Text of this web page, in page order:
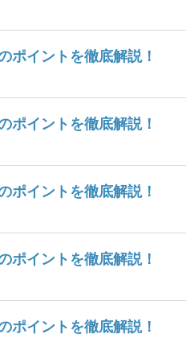
ポイントを徹底解説！
ポイントを徹底解説！
ポイントを徹底解説！
ポイントを徹底解説！
ポイントを徹底解説！